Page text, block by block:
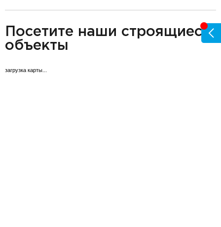
Посетите наши строящиеся
объекты
загрузка карты...